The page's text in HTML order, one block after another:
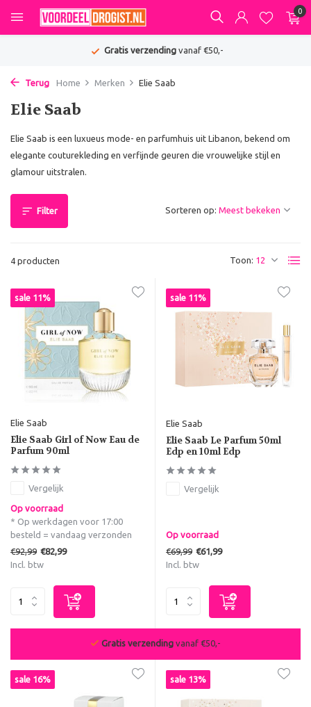
0
Gratis verzendingvanaf €50,-
Terug Home Merken Elie Saab
Elie Saab
Elie Saab is een luxueus mode- en parfumhuis uit Libanon, bekend om
elegante couturekleding en verfijnde geuren die vrouwelijke stijl en
glamour uitstralen.
Filter
4 producten Toon:
Sorteren op:
sale 11%
Elie Saab
Elie Saab Girl of Now Eau de
Parfum 90ml
Vergelijk
Op voorraad
* Op werkdagen voor 17:00
besteld = vandaag verzonden
€92,99 €82,99
Incl. btw
sale 11%
Elie Saab
Elie Saab Le Parfum 50ml
Edp en 10ml Edp
Vergelijk
Op voorraad
€69,99 €61,99
Incl. btw
Gratis verzending vanaf €50,-
sale 16% sale 13%